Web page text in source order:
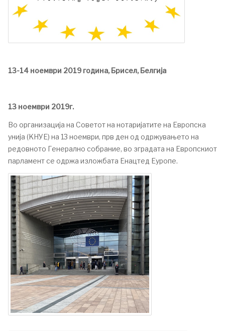
13-14 ноември 2019 година, Брисел, Белгија
13 ноември 2019г.
Во организација на Советот на нотаријатите на Европска
унија (KНУЕ) на 13 ноември, прв ден од одржувањето на
редовното Генерално собрание, во зградата на Европскиот
парламент се одржа изложбата Енацтед Еуропе.